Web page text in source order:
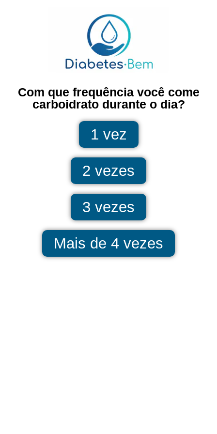
Com que frequência você come
carboidrato durante o dia?
1 vez
2 vezes
3 vezes
Mais de 4 vezes